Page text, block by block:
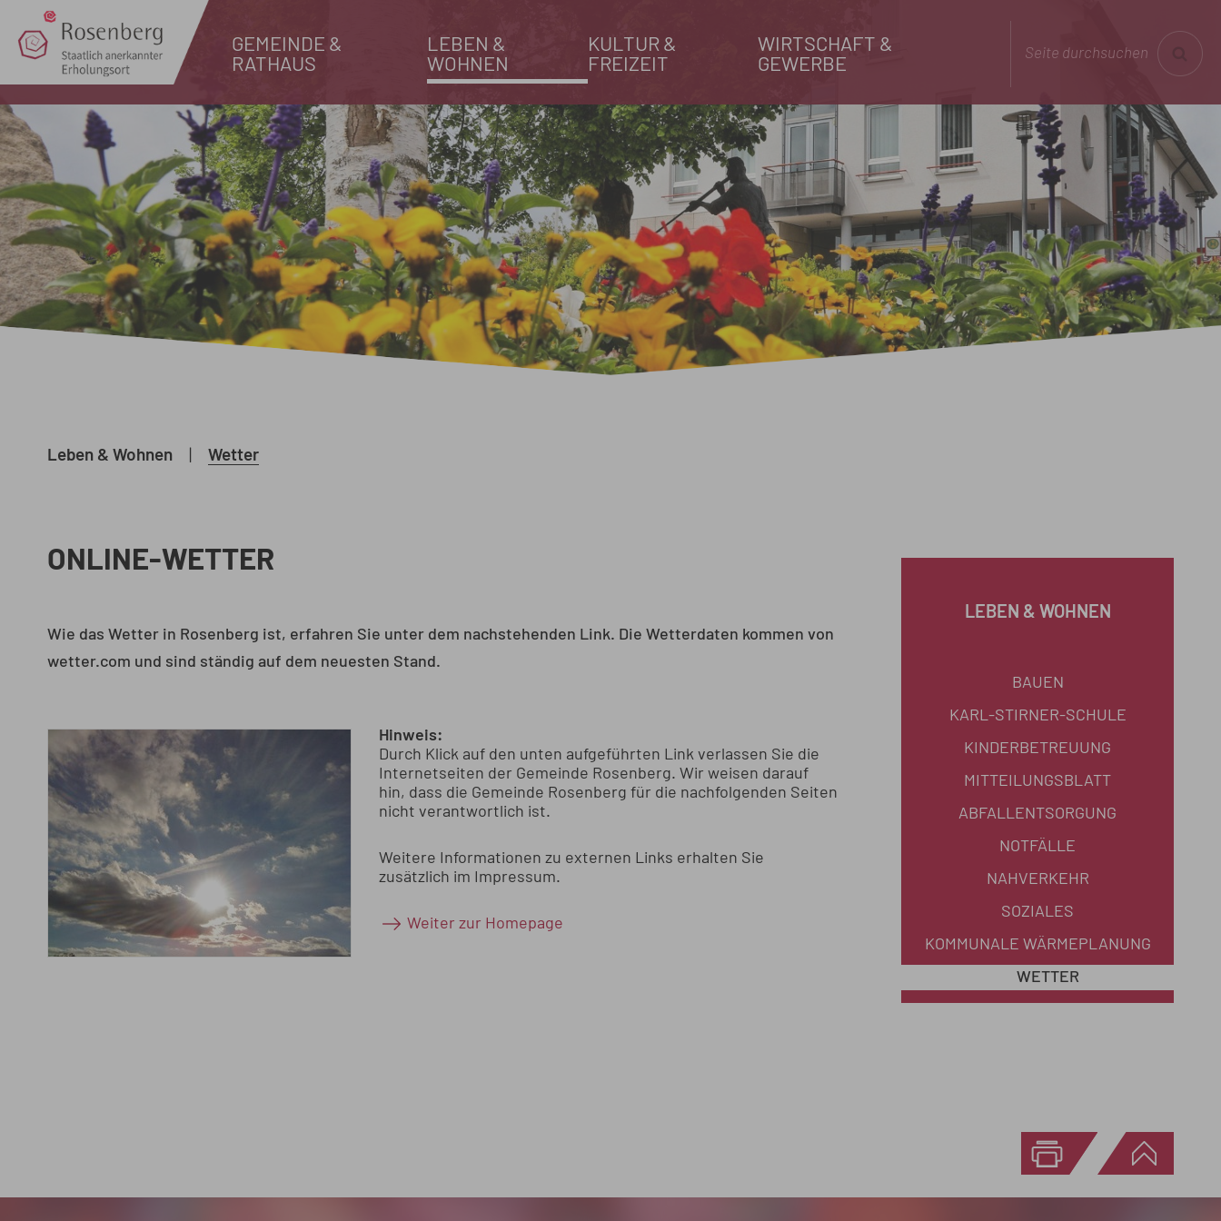
GEMEINDE &
RATHAUS
LEBEN &
WOHNEN
KULTUR &
FREIZEIT
WIRTSCHAFT &
GEWERBE
Seite durchsuchen
Leben & Wohnen Wetter
ONLINE-WETTER
Wie das Wetter in Rosenberg ist, erfahren Sie unter dem nachstehenden Link. Die Wetterdaten kommen von
wetter.com und sind ständig auf dem neuesten Stand.
Hinweis:
Durch Klick auf den unten aufgeführten Link verlassen Sie die
Internetseiten der Gemeinde Rosenberg. Wir weisen darauf
hin, dass die Gemeinde Rosenberg für die nachfolgenden Seiten
nicht verantwortlich ist.
Weitere Informationen zu externen Links erhalten Sie
zusätzlich im Impressum.
Weiter zur Homepage
LEBEN & WOHNEN
BAUEN
KARL-STIRNER-SCHULE
KINDERBETREUUNG
MITTEILUNGSBLATT
ABFALLENTSORGUNG
NOTFÄLLE
NAHVERKEHR
SOZIALES
KOMMUNALE WÄRMEPLANUNG
WETTER